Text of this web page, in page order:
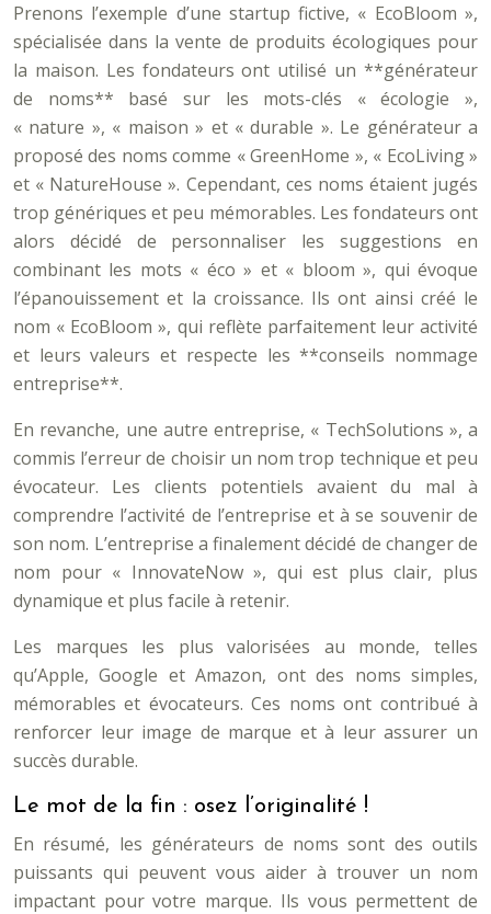
Prenons l’exemple d’une startup fictive, « EcoBloom »,
spécialisée dans la vente de produits écologiques pour
la maison. Les fondateurs ont utilisé un **générateur
de noms** basé sur les mots-clés « écologie »,
« nature », « maison » et « durable ». Le générateur a
proposé des noms comme « GreenHome », « EcoLiving »
et « NatureHouse ». Cependant, ces noms étaient jugés
trop génériques et peu mémorables. Les fondateurs ont
alors décidé de personnaliser les suggestions en
combinant les mots « éco » et « bloom », qui évoque
l’épanouissement et la croissance. Ils ont ainsi créé le
nom « EcoBloom », qui reflète parfaitement leur activité
et leurs valeurs et respecte les **conseils nommage
entreprise**.
En revanche, une autre entreprise, « TechSolutions », a
commis l’erreur de choisir un nom trop technique et peu
évocateur. Les clients potentiels avaient du mal à
comprendre l’activité de l’entreprise et à se souvenir de
son nom. L’entreprise a finalement décidé de changer de
nom pour « InnovateNow », qui est plus clair, plus
dynamique et plus facile à retenir.
Les marques les plus valorisées au monde, telles
qu’Apple, Google et Amazon, ont des noms simples,
mémorables et évocateurs. Ces noms ont contribué à
renforcer leur image de marque et à leur assurer un
succès durable.
Le mot de la fin : osez l’originalité !
En résumé, les générateurs de noms sont des outils
puissants qui peuvent vous aider à trouver un nom
impactant pour votre marque. Ils vous permettent de